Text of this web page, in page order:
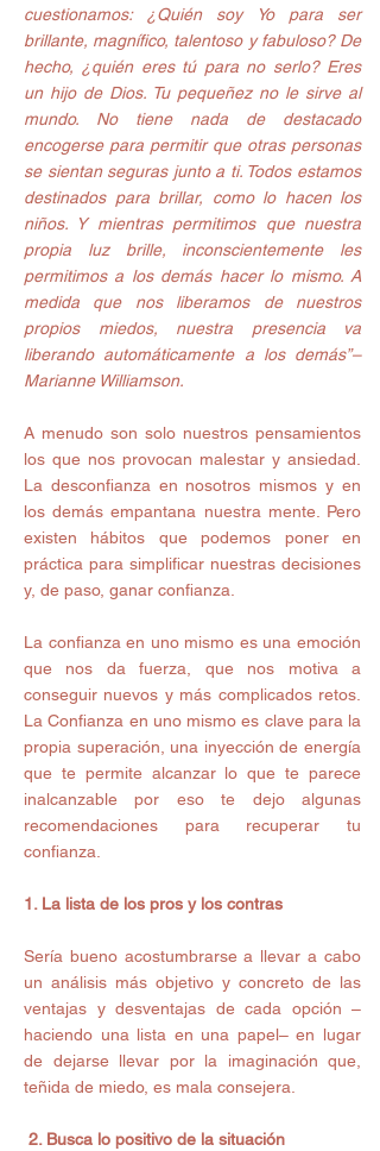
cuestionamos: ¿Quién soy Yo para ser
brillante, magnífico, talentoso y fabuloso? De
hecho, ¿quién eres tú para no serlo? Eres
un hijo de Dios. Tu pequeñez no le sirve al
mundo. No tiene nada de destacado
encogerse para permitir que otras personas
se sientan seguras junto a ti. Todos estamos
destinados para brillar, como lo hacen los
niños. Y mientras permitimos que nuestra
propia luz brille, inconscientemente les
permitimos a los demás hacer lo mismo. A
medida que nos liberamos de nuestros
propios miedos, nuestra presencia va
liberando automáticamente a los demás”–
Marianne Williamson.
A menudo son solo nuestros pensamientos
los que nos provocan malestar y ansiedad.
La desconfianza en nosotros mismos y en
los demás empantana nuestra mente. Pero
existen hábitos que podemos poner en
práctica para simplificar nuestras decisiones
y, de paso, ganar confianza.
La confianza en uno mismo es una emoción
que nos da fuerza, que nos motiva a
conseguir nuevos y más complicados retos.
La Confianza en uno mismo es clave para la
propia superación, una inyección de energía
que te permite alcanzar lo que te parece
inalcanzable por eso te dejo algunas
recomendaciones para recuperar tu
confianza.
1. La lista de los pros y los contras
Sería bueno acostumbrarse a llevar a cabo
un análisis más objetivo y concreto de las
ventajas y desventajas de cada opción –
haciendo una lista en una papel– en lugar
de dejarse llevar por la imaginación que,
teñida de miedo, es mala consejera.
2. Busca lo positivo de la situación